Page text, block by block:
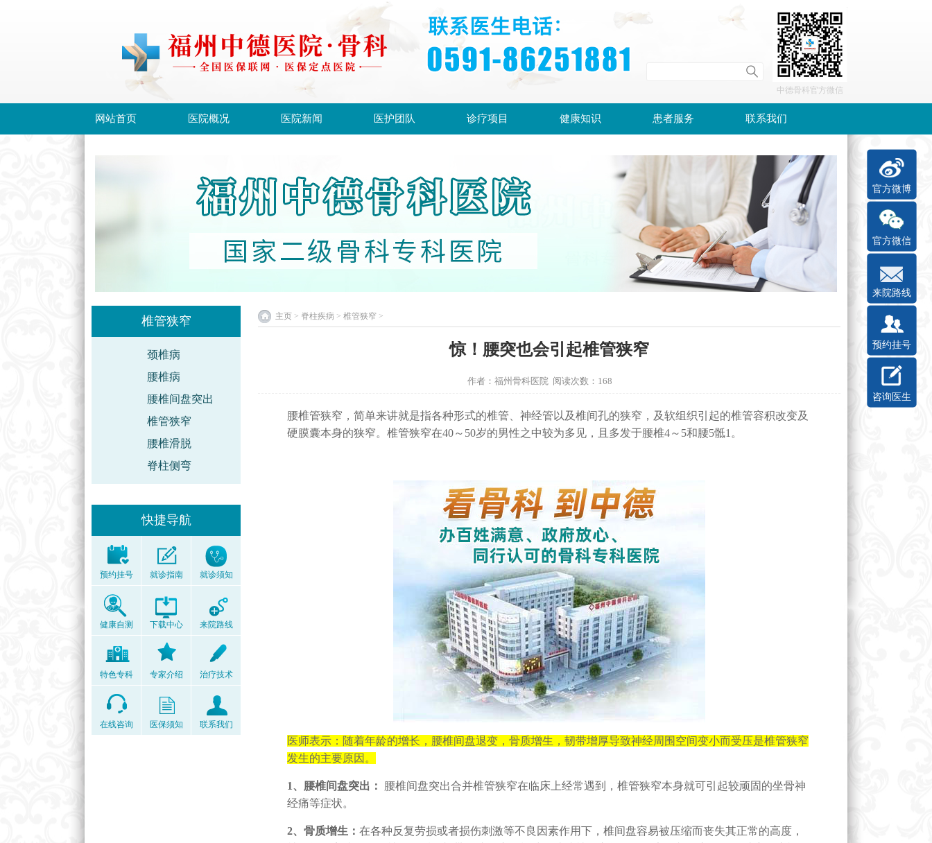
中德骨科官方微信
网站首页 医院概况 医院新闻 医护团队 诊疗项目 健康知识 患者服务 联系我们
椎管狭窄
颈椎病
腰椎病
腰椎间盘突出
椎管狭窄
腰椎滑脱
脊柱侧弯
快捷导航
预约挂号 就诊指南 就诊须知
健康自测 下载中心 来院路线
特色专科 专家介绍 治疗技术
在线咨询 医保须知 联系我们
主页 > 脊柱疾病 > 椎管狭窄 >
惊！腰突也会引起椎管狭窄
作者：福州骨科医院 阅读次数：168
腰椎管狭窄，简单来讲就是指各种形式的椎管、神经管以及椎间孔的狭窄，及软组织引起的椎管容积改变及
硬膜囊本身的狭窄。椎管狭窄在40～50岁的男性之中较为多见，且多发于腰椎4～5和腰5骶1。
医师表示：随着年龄的增长，腰椎间盘退变，骨质增生，韧带增厚导致神经周围空间变小而受压是椎管狭窄
发生的主要原因。
1、腰椎间盘突出：
腰椎间盘突出合并椎管狭窄在临床上经常遇到，椎管狭窄本身就可引起较顽固的坐骨神
经痛等症状。
2、骨质增生： 在各种反复劳损或者损伤刺激等不良因素作用下，椎间盘容易被压缩而丧失其正常的高度，
官方微博
官方微信
来院路线
预约挂号
咨询医生